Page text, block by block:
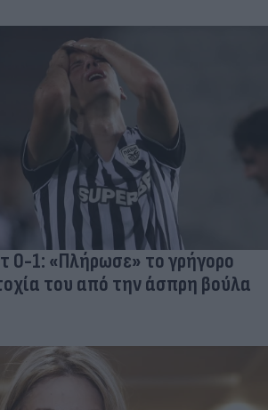
0-1: «Πλήρωσε» το γρήγορο
του από την άσπρη βούλα